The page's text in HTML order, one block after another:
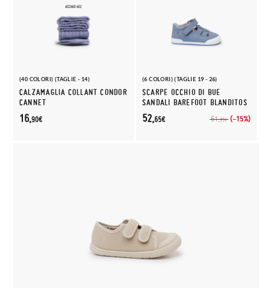
(40 COLORI) (TAGLIE - 14)
CALZAMAGLIA COLLANT CONDOR
CANNET
16,90€
(6 COLORI) (TAGLIE 19 - 26)
SCARPE OCCHIO DI BUE
SANDALI BAREFOOT BLANDITOS
61,95€ (-15%)
52,65€